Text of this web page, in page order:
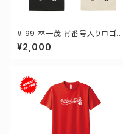
# 99 林一茂 背番号入りロゴ
キャンバスサコッシュ 選手還元
2カラー 001461
¥2,000